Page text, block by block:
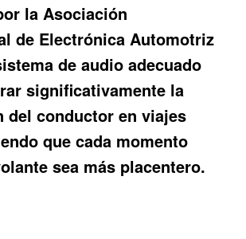
la Asociación
de Electrónica Automotriz
de audio adecuado
significativamente la
del conductor en viajes
que cada momento
sea más placentero.